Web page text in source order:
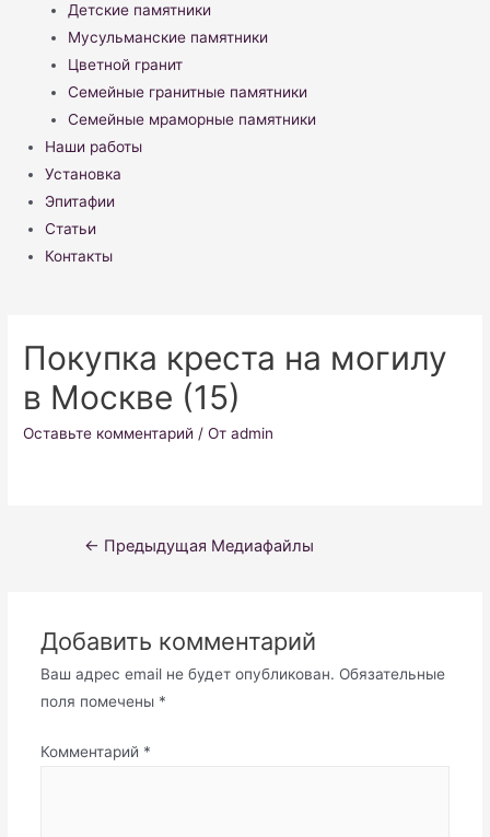
Детские памятники
Мусульманские памятники
Цветной гранит
Семейные гранитные памятники
Семейные мраморные памятники
Наши работы
Установка
Эпитафии
Статьи
Контакты
Покупка креста на могилу
в Москве (15)
Оставьте комментарий / От admin
Навигация
← Предыдущая Медиафайлы
Добавить комментарий
Ваш адрес email не будет опубликован. Обязательные
поля помечены *
Комментарий *